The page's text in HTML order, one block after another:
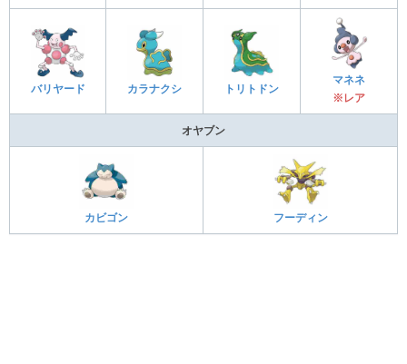
バリヤード カラナクシ トリトドン
マネネ
※レア
オヤブン
カビゴン フーディン